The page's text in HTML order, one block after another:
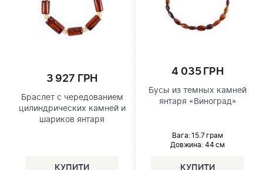
3 927 ГРН
Браслет с чередованием
цилиндрических камней и
шариков янтаря
4 035 ГРН
Бусы из темных камней
янтаря «Виноград»
Вага: 15.7 грам
Довжина:44 см